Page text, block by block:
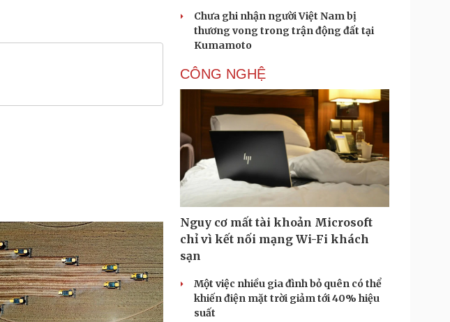
Chưa ghi nhận người Việt Nam bị
thương vong trong trận động đất tại
Kumamoto
CÔNG NGHỆ
Nguy cơ mất tài khoản Microsoft
chỉ vì kết nối mạng Wi-Fi khách
sạn
Một việc nhiều gia đình bỏ quên có thể
khiến điện mặt trời giảm tới 40% hiệu
suất